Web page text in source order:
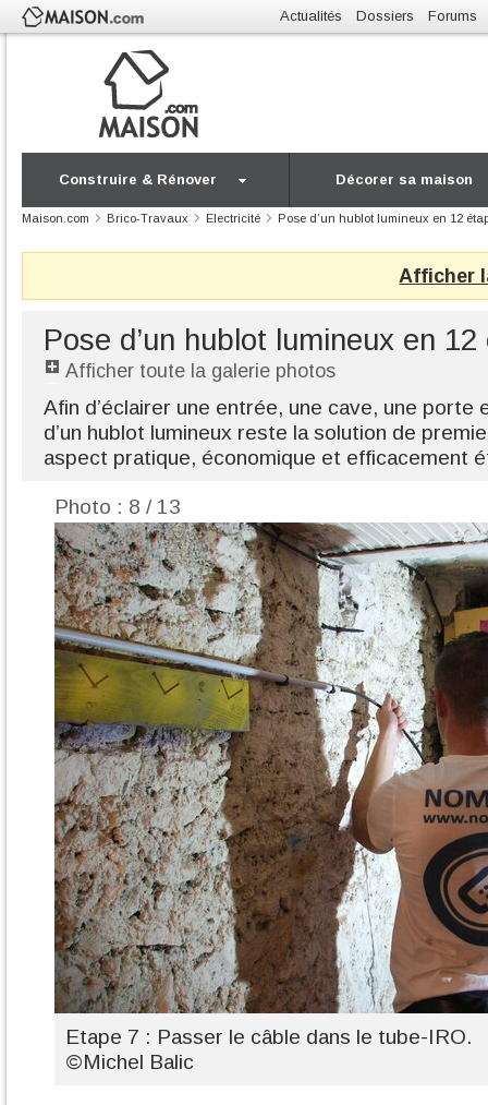
Actualités Dossiers Forums
Construire & Rénover Décorer sa maison
Maison.com Brico-Travaux Electricité Pose d’un hublot lumineux en 12
Afficher
Pose d’un hublot lumineux en
Afficher toute la galerie photos
Afin d’éclairer une entrée, une cave, une porte
d’un hublot lumineux reste la solution de
aspect pratique, économique et efficacement
Photo : 8 / 13
Etape 7 : Passer le câble dans le tube-IRO.
©Michel Balic